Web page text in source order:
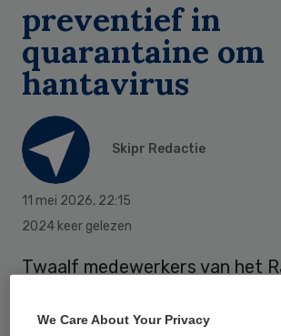
preventief in
quarantaine om
hantavirus
Skipr Redactie
11 mei 2026, 22:15
2024 keer gelezen
Twaalf medewerkers van het
opgenomen, gaan uit voorzorg in
We Care About Your Privacy